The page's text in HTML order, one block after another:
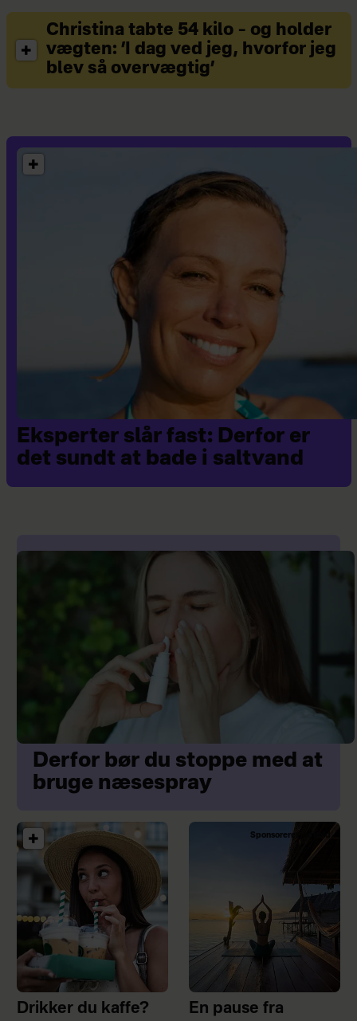
Christina tabte 54 kilo – og holder
vægten: ’I dag ved jeg, hvorfor jeg
blev så overvægtig’
Eksperter slår fast: Derfor er
det sundt at bade i saltvand
Derfor bør du stoppe med at
bruge næsespray
Drikker du kaffe?
Sponsoreret indhold
En pause fra